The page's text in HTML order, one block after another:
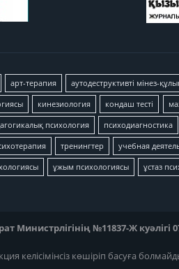
арт-терапия аутодеструктивті мінез-
кинезиология кондаш тесті
психология психодиагностика
тренингтер учебная
ұжым психологиясы ұстаз
Министрлігінің №11837-Ж куәлігі
келісімінсіз көшіріп басуға